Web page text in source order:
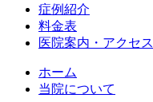
症例紹介
料金表
医院案内・アクセス
ホーム
当院について